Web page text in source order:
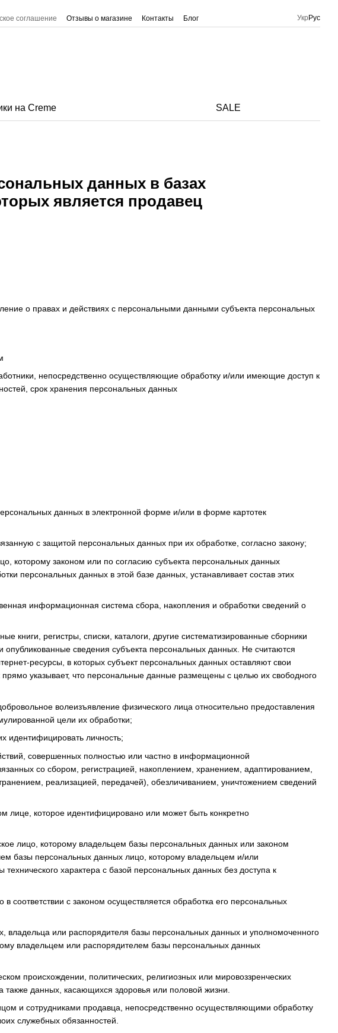
соглашение Отзывы о магазине Контакты Блог Укр Рус
на Creme SALE
данных в базах
является продавец
о правах и действиях с персональными данными субъекта персональных
непосредственно осуществляющие обработку и/или имеющие доступ к
срок хранения персональных данных
данных в электронной форме и/или в форме картотек
с защитой персональных данных при их обработке, согласно закону;
которому законом или по согласию субъекта персональных данных
персональных данных в этой базе данных, устанавливает состав этих
информационная система сбора, накопления и обработки сведений о
книги, регистры, списки, каталоги, другие систематизированные сборники
сведения субъекта персональных данных. Не считаются
ресурсы, в которых субъект персональных данных оставляют свои
указывает, что персональные данные размещены с целью их свободного
волеизъявление физического лица относительно предоставления
цели их обработки;
идентифицировать личность;
совершенных полностью или частно в информационной
со сбором, регистрацией, накоплением, хранением, адаптированием,
реализацией, передачей), обезличиванием, уничтожением сведений
лице, которое идентифицировано или может быть конкретно
лицо, которому владельцем базы персональных данных или законом
базы персональных данных лицо, которому владельцем и/или
характера с базой персональных данных без доступа к
соответствии с законом осуществляется обработка его персональных
или распорядителя базы персональных данных и уполномоченного
владельцем или распорядителем базы персональных данных
происхождении, политических, религиозных или мировоззренческих
данных, касающихся здоровья или половой жизни.
и сотрудниками продавца, непосредственно осуществляющими обработку
служебных обязанностей.